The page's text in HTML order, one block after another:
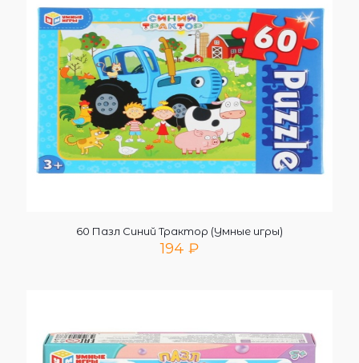
60 Пазл Синий Трактор (Умные игры)
194 ₽